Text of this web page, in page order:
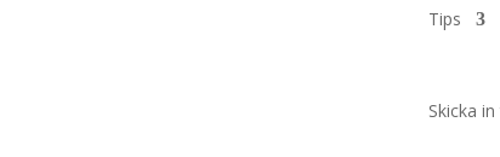
Tips
Skicka